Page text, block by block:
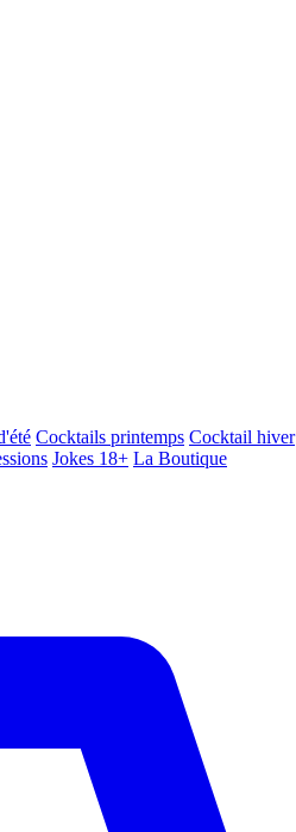
Cocktails printemps Cocktail hiver
Jokes 18+ La Boutique